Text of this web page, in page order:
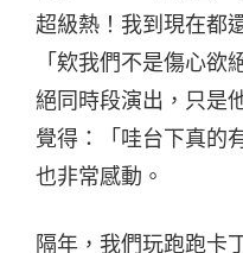
超級熱！我到現在都
「欸我們不是傷心
絕同時段演出，只是
覺得：「哇台下真的
也非常感動。
隔年，我們玩跑跑卡